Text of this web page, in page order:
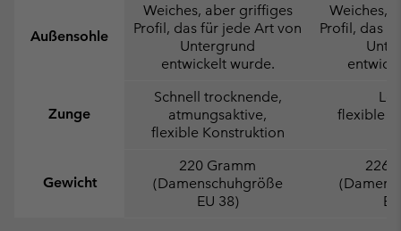
Außensohle
Weiches, aber griffiges
Profil, das für jede Art von
Untergrund
entwickelt wurde.
Weiches,
Profil, das
Zunge
Schnell trocknende,
atmungsaktive,
flexible Konstruktion
flexible
Gewicht
220 Gramm
(Damenschuhgröße
EU 38)
226